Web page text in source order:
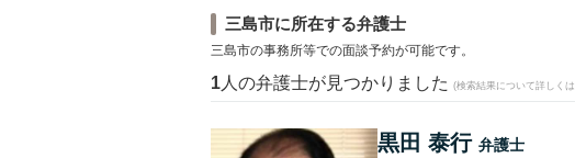
三島市に所在する弁護士
三島市の事務所等での面談予約が可能です。
1 人の弁護士が見つかりました (検索結果について詳しくは
黒田 泰行 弁護士